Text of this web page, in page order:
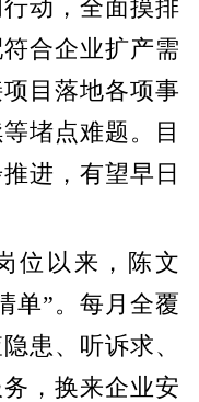
动，全面摸排
合企业扩产需
目落地各项事
堵点难题。目
进，有望早日
位以来，陈文
单”。每月全覆
患、听诉求、
，换来企业安